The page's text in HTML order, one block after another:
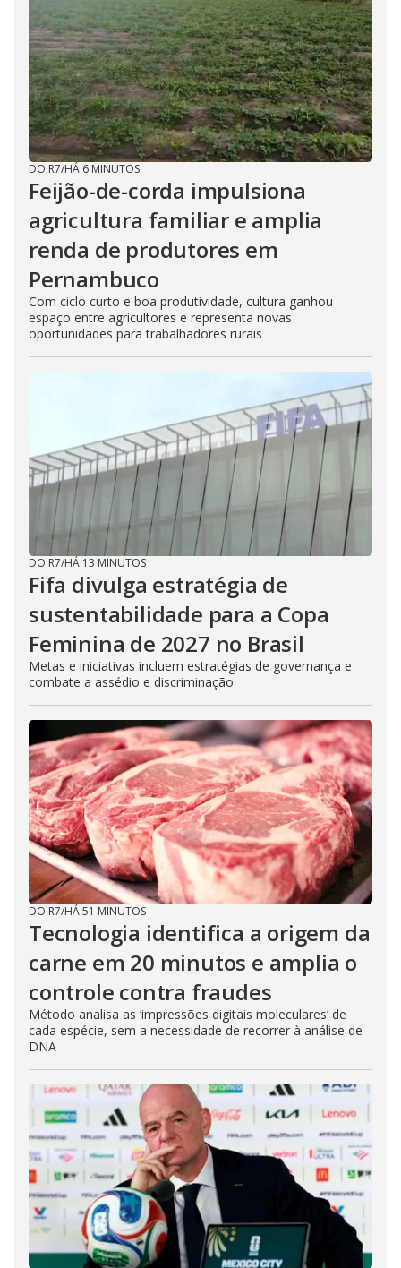
DO R7/HÁ 6 MINUTOS
Feijão-de-corda impulsiona
agricultura familiar e amplia
renda de produtores em
Pernambuco
Com ciclo curto e boa produtividade, cultura ganhou
espaço entre agricultores e representa novas
oportunidades para trabalhadores rurais
DO R7/HÁ 13 MINUTOS
Fifa divulga estratégia de
sustentabilidade para a Copa
Feminina de 2027 no Brasil
Metas e iniciativas incluem estratégias de governança e
combate a assédio e discriminação
DO R7/HÁ 51 MINUTOS
Tecnologia identifica a origem da
carne em 20 minutos e amplia o
controle contra fraudes
Método analisa as ‘impressões digitais moleculares’ de
cada espécie, sem a necessidade de recorrer à análise de
DNA